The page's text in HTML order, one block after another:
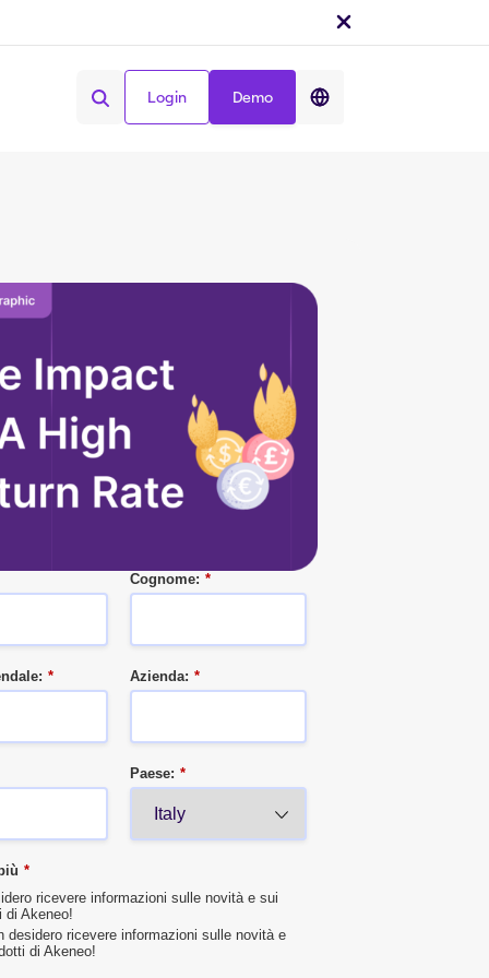
Login Demo
Condividi :
*
Cognome:
* *
Azienda:
*
Paese:
*
ricevere informazioni sulle novità e sui
di Akeneo!
desidero ricevere informazioni sulle novità e
di Akeneo!